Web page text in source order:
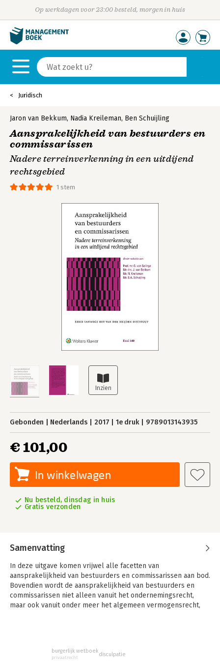
Op werkdagen voor 23:00 besteld, morgen in huis
Juridisch
1 stem
Jaron van Bekkum, Nadia Kreileman, Ben Schuijling
Aansprakelijkheid van bestuurders en
commissarissen
Nadere terreinverkenning in een uitdijend
rechtsgebied
Gebonden Nederlands 2017 1e druk 9789013143935
€ 101,00
In winkelwagen
Nu besteld, dinsdag in huis
Gratis verzonden
Samenvatting
In deze uitgave komen vrijwel alle facetten van
aansprakelijkheid van bestuurders en commissarissen aan bod.
Bovendien wordt de aansprakelijkheid van bestuurders en
commissarissen niet alleen vanuit het ondernemingsrecht,
maar ook vanuit onder meer het algemeen vermogensrecht,
waar de handboeken ophouden en wil een bijdrage leveren
privaatrecht
burgerlijk wetboek
disculpatie